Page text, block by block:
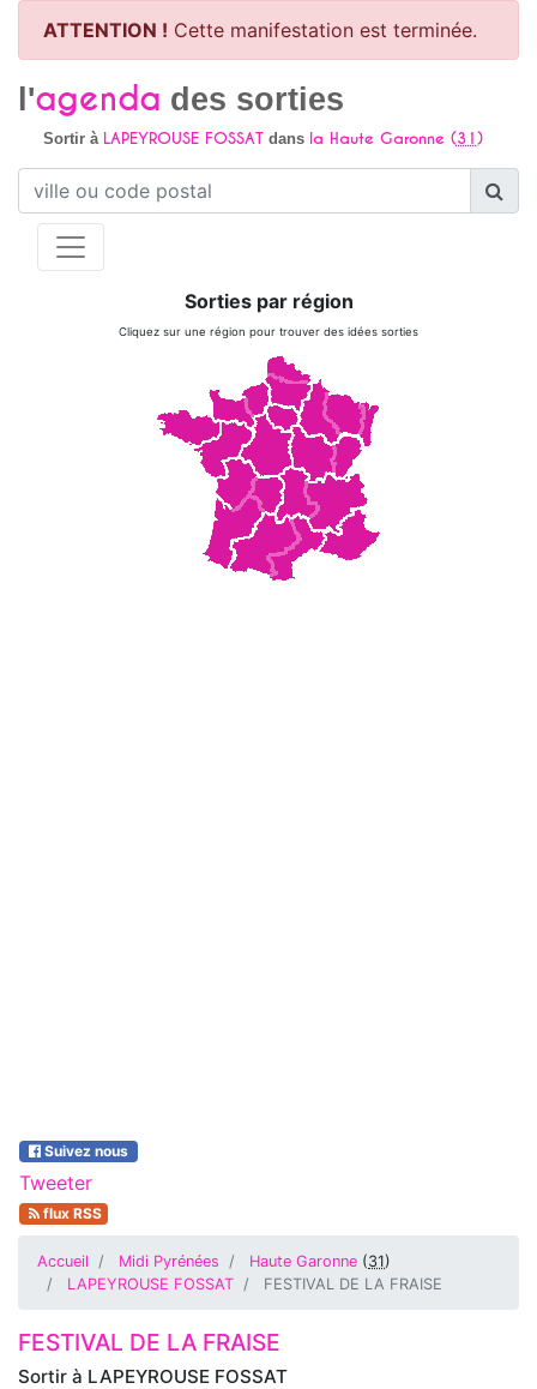
ATTENTION ! Cette manifestation est terminée.
l'agenda des sorties
Sortir à LAPEYROUSE FOSSATdans la Haute Garonne (31)
Sorties par région
Cliquez sur une région pour trouver des idées sorties
Suivez nous
Tweeter
flux RSS
Accueil Midi Pyrénées Haute Garonne (31)
LAPEYROUSE FOSSAT
FESTIVAL DE LA FRAISE
Sortir à LAPEYROUSE FOSSAT
FESTIVAL DE LA FRAISE